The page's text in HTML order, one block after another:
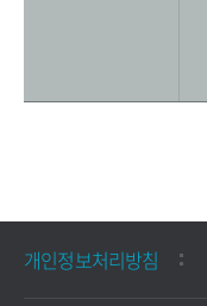
개인정보처리방침